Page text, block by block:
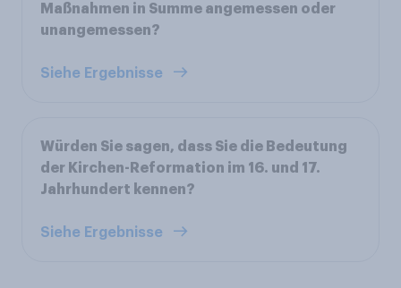
Maßnahmen in Summe angemessen oder
unangemessen?
Siehe Ergebnisse
Würden Sie sagen, dass Sie die Bedeutung
der Kirchen-Reformation im 16. und 17.
Jahrhundert kennen?
Siehe Ergebnisse